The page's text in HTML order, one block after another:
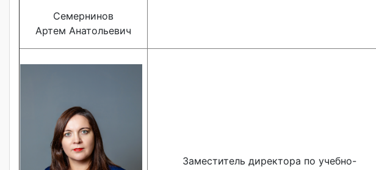
Семернинов
Артем Анатольевич
Заместитель директора по учебно-